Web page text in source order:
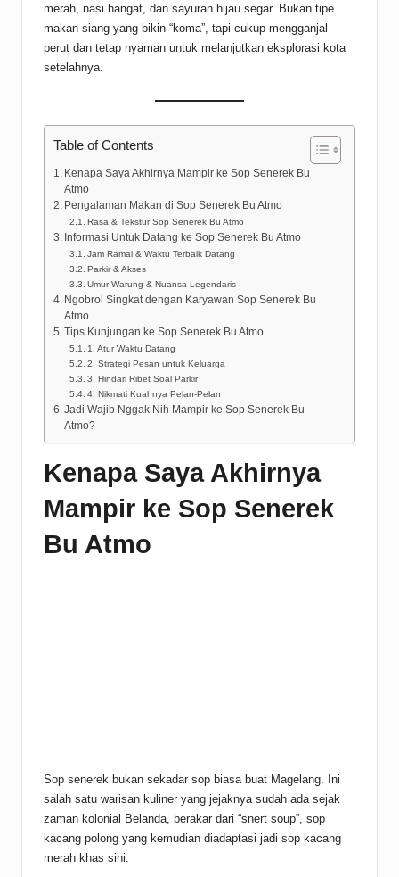
merah, nasi hangat, dan sayuran hijau segar. Bukan tipe
makan siang yang bikin “koma”, tapi cukup mengganjal
perut dan tetap nyaman untuk melanjutkan eksplorasi kota
setelahnya.
Table of Contents
Kenapa Saya Akhirnya Mampir ke Sop Senerek Bu
Atmo
Pengalaman Makan di Sop Senerek Bu Atmo
Rasa & Tekstur Sop Senerek Bu Atmo
Informasi Untuk Datang ke Sop Senerek Bu Atmo
Jam Ramai & Waktu Terbaik Datang
Parkir & Akses
Umur Warung & Nuansa Legendaris
Ngobrol Singkat dengan Karyawan Sop Senerek Bu
Atmo
Tips Kunjungan ke Sop Senerek Bu Atmo
1. Atur Waktu Datang
2. Strategi Pesan untuk Keluarga
3. Hindari Ribet Soal Parkir
4. Nikmati Kuahnya Pelan-Pelan
Jadi Wajib Nggak Nih Mampir ke Sop Senerek Bu
Atmo?
Kenapa Saya Akhirnya
Mampir ke Sop Senerek
Bu Atmo
Sop senerek bukan sekadar sop biasa buat Magelang. Ini
salah satu warisan kuliner yang jejaknya sudah ada sejak
zaman kolonial Belanda, berakar dari “snert soup”, sop
kacang polong yang kemudian diadaptasi jadi sop kacang
merah khas sini.